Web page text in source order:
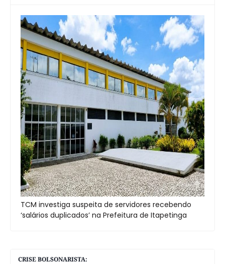
TCM investiga suspeita de servidores recebendo
‘salários duplicados’ na Prefeitura de Itapetinga
CRISE BOLSONARISTA: